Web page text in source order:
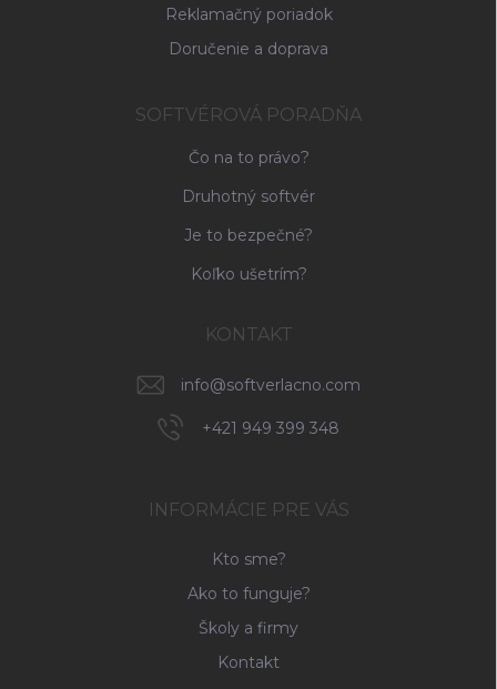
Reklamačný poriadok
Doručenie a doprava
SOFTVÉROVÁ PORADŇA
Čo na to právo?
Druhotný softvér
Je to bezpečné?
Koľko ušetrím?
KONTAKT
info@softverlacno.com
+421 949 399 348
INFORMÁCIE PRE VÁS
Kto sme?
Ako to funguje?
Školy a firmy
Kontakt